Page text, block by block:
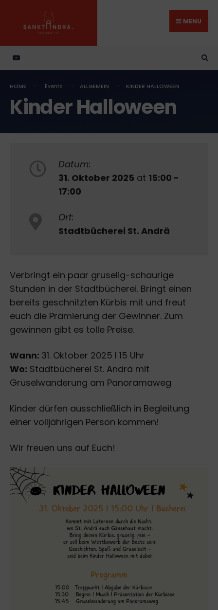
content
MENU
HOME Events ALLGEMEIN KINDER HALLOWEEN
Kinder Halloween
Datum:
31. Oktober 2025 at 15:00 -
17:00
Ort:
Stadtbücherei St. Andrä
Verbringt ein paar gruselig-schaurige
Stunden in der Stadtbücherei. Bringt einen
bereits geschnitzten Kürbis mit und freut
euch die Prämierung der Gewinner. Zum
gewinnen gibt es tolle Preise.
Wann: 31. Oktober 2025 I 15 Uhr
Wo: Stadtbücherei St. Andrä mit
Gruselwanderung am Panoramaweg
Kinder dürfen ausschließlich in Begleitung
einer volljährigen Person kommen!
Wir freuen uns auf Euch!